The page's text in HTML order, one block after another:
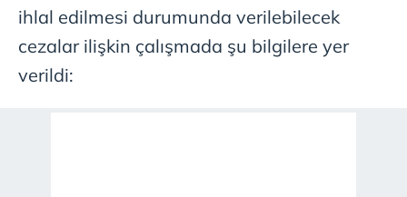
ihlal edilmesi durumunda verilebilecek
cezalar ilişkin çalışmada şu bilgilere yer
verildi: